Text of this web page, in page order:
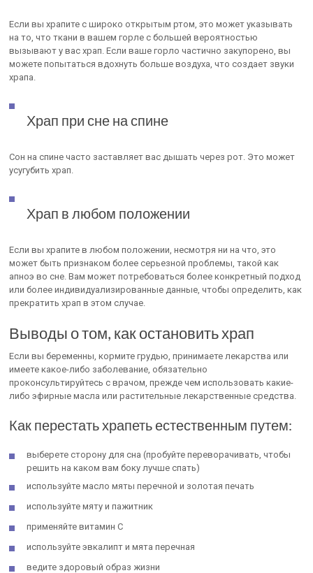
Если вы храпите с широко открытым ртом, это может указывать
на то, что ткани в вашем горле с большей вероятностью
вызывают у вас храп. Если ваше горло частично закупорено, вы
можете попытаться вдохнуть больше воздуха, что создает звуки
храпа.
Храп при сне на спине
Сон на спине часто заставляет вас дышать через рот. Это может
усугубить храп.
Храп в любом положении
Если вы храпите в любом положении, несмотря ни на что, это
может быть признаком более серьезной проблемы, такой как
апноэ во сне. Вам может потребоваться более конкретный подход
или более индивидуализированные данные, чтобы определить, как
прекратить храп в этом случае.
Выводы о том, как остановить храп
Если вы беременны, кормите грудью, принимаете лекарства или
имеете какое-либо заболевание, обязательно
проконсультируйтесь с врачом, прежде чем использовать какие-
либо эфирные масла или растительные лекарственные средства.
Как перестать храпеть естественным путем:
выберете сторону для сна (пробуйте переворачивать, чтобы
решить на каком вам боку лучше спать)
используйте масло мяты перечной и золотая печать
используйте мяту и пажитник
применяйте витамин C
используйте эвкалипт и мята перечная
ведите здоровый образ жизни